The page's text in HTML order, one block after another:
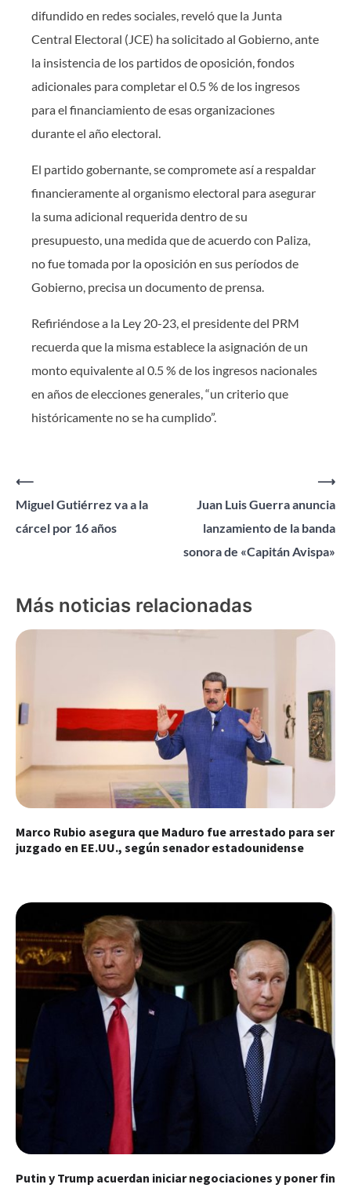
difundido en redes sociales, reveló que la Junta
Central Electoral (JCE) ha solicitado al Gobierno, ante
la insistencia de los partidos de oposición, fondos
adicionales para completar el 0.5 % de los ingresos
para el financiamiento de esas organizaciones
durante el año electoral.
El partido gobernante, se compromete así a respaldar
financieramente al organismo electoral para asegurar
la suma adicional requerida dentro de su
presupuesto, una medida que de acuerdo con Paliza,
no fue tomada por la oposición en sus períodos de
Gobierno, precisa un documento de prensa.
Refiriéndose a la Ley 20-23, el presidente del PRM
recuerda que la misma establece la asignación de un
monto equivalente al 0.5 % de los ingresos nacionales
en años de elecciones generales, “un criterio que
históricamente no se ha cumplido”.
Navegación
de
⟵
Miguel Gutiérrez va a la
cárcel por 16 años
Juan Luis Guerra anuncia
lanzamiento de la banda
sonora de «Capitán Avispa»
⟶
Más noticias relacionadas
Marco Rubio asegura que Maduro fue arrestado para ser
juzgado en EE.UU., según senador estadounidense
Putin y Trump acuerdan iniciar negociaciones y poner fin